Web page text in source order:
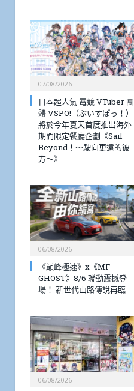
07/08/2026
日本超人氣 電競 VTuber 團
體 VSPO!（ぶいすぽっ！）
將於今年夏天首度推出海外
期間限定餐廳企劃《Sail
Beyond！～駛向更遠的彼
方～》
06/08/2026
《巔峰極速》x《MF
GHOST》8/6 聯動震撼登
場！ 新世代山路傳說再臨
06/08/2026